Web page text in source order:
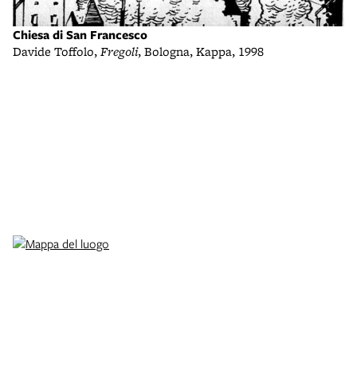
Chiesa di San Francesco
Davide Toffolo,Fregoli, Bologna, Kappa, 1998